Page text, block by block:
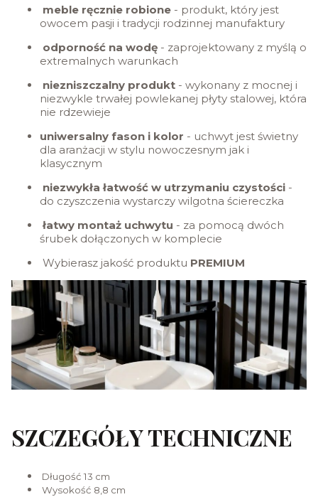
meble ręcznie robione - produkt, który jest
owocem pasji i tradycji rodzinnej manufaktury
odporność na wodę - zaprojektowany z myślą o
extremalnych warunkach
niezniszczalny produkt - wykonany z mocnej i
niezwykle trwałej powlekanej płyty stalowej, która
nie rdzewieje
uniwersalny fason i kolor - uchwyt jest świetny
dla aranżacji w stylu nowoczesnym jak i
klasycznym
niezwykła łatwość w utrzymaniu czystości -
do czyszczenia wystarczy wilgotna ściereczka
łatwy montaż uchwytu - za pomocą dwóch
śrubek dołączonych w komplecie
Wybierasz jakość produktu PREMIUM
SZCZEGÓŁY TECHNICZNE
Długość 13 cm
Wysokość 8,8 cm